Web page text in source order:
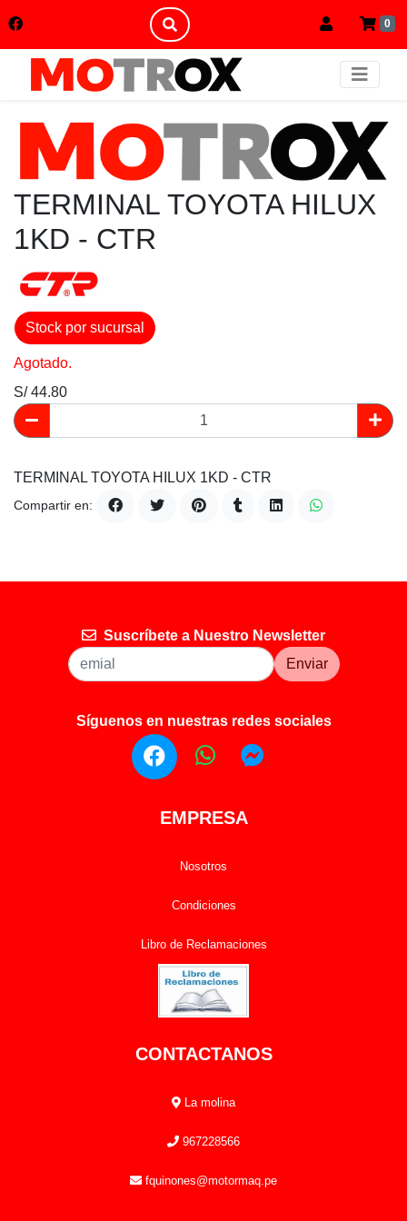
0
TERMINAL TOYOTA HILUX
1KD - CTR
Stock por sucursal
Agotado.
S/ 44.80
TERMINAL TOYOTA HILUX 1KD - CTR
Compartir en:
Suscríbete a Nuestro Newsletter
Enviar
Síguenos en nuestras redes sociales
EMPRESA
Nosotros
Condiciones
Libro de Reclamaciones
CONTACTANOS
La molina
967228566
fquinones@motormaq.pe